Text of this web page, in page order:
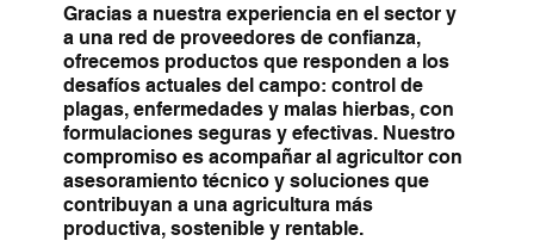
Gracias a nuestra experiencia en el sector y
a una red de proveedores de confianza,
ofrecemos productos que responden a los
desafíos actuales del campo: control de
plagas, enfermedades y malas hierbas, con
formulaciones seguras y efectivas. Nuestro
compromiso es acompañar al agricultor con
asesoramiento técnico y soluciones que
contribuyan a una agricultura más
productiva, sostenible y rentable.